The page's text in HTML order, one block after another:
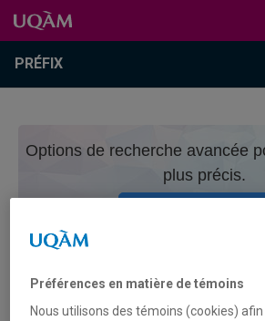
Passer au contenu
Accéder au menu principal
Accéder à la recherche
Passer au contenu
Accéder au menu principal
PRÉFIX
Options de recherche avancée
plus précis.
CONTRIBUTEURICE
Préférences en matière de témoins
Nous utilisons des témoins (cookies)